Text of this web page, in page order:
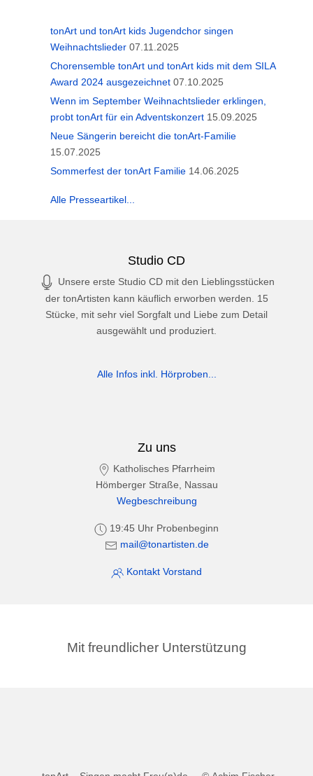
tonArt und tonArt kids Jugendchor singen
Weihnachtslieder 07.11.2025
Chorensemble tonArt und tonArt kids mit dem SILA
Award 2024 ausgezeichnet 07.10.2025
Wenn im September Weihnachtslieder erklingen,
probt tonArt für ein Adventskonzert 15.09.2025
Neue Sängerin bereicht die tonArt-Familie
15.07.2025
Sommerfest der tonArt Familie 14.06.2025
Alle Presseartikel...
Studio CD
Unsere erste Studio CD mit den Lieblingsstücken
der tonArtisten kann käuflich erworben werden. 15
Stücke, mit sehr viel Sorgfalt und Liebe zum Detail
ausgewählt und produziert.
Alle Infos inkl. Hörproben...
Zu uns
Katholisches Pfarrheim
Hömberger Straße, Nassau
Wegbeschreibung
19:45 Uhr Probenbeginn
mail@tonartisten.de
Kontakt Vorstand
Mit freundlicher Unterstützung